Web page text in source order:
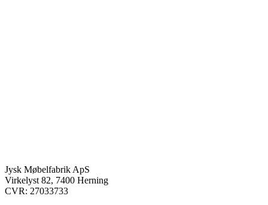
Jysk Møbelfabrik ApS
Virkelyst 82, 7400 Herning
CVR: 27033733